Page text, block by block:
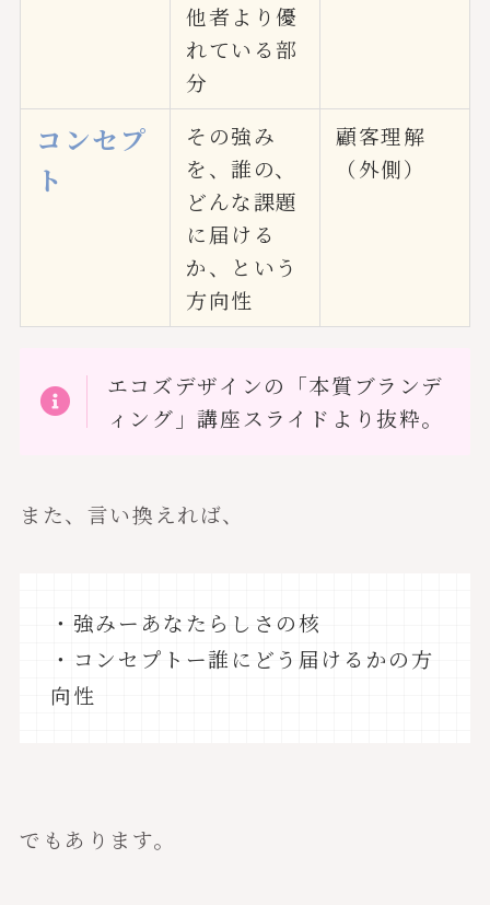
他者より優
れている部
分
コンセプ
ト
その強み
を、誰の、
どんな課題
に届ける
か、という
方向性
顧客理解
（外側）
エコズデザインの「本質ブランデ
ィング」講座スライドより抜粋。
また、言い換えれば、
・強みーあなたらしさの核
・コンセプトー誰にどう届けるかの方
向性
でもあります。